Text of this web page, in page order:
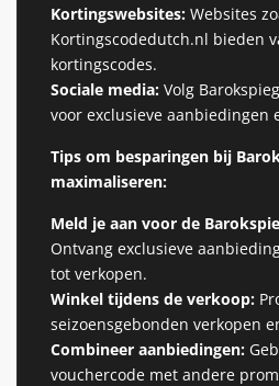
Kortingswebsites: Websites
Kortingscodedutch.nl bieden
kortingscodes.
Sociale media: Volg
voor exclusieve aanbiedingen
Tips om besparingen bij
maximaliseren:
Meld je aan voor de
Ontvang exclusieve
tot verkopen.
Winkel tijdens de verkoop:
seizoensgebonden verkopen
Combineer aanbiedingen:
vouchercode met andere